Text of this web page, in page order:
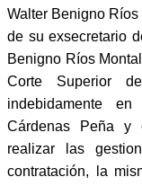
Walter Benigno
de su exsecretario
Benigno Ríos
Corte Superior
indebidamente
Cárdenas Peña y
realizar las
contratación, la